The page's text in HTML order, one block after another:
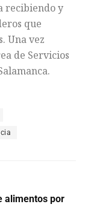
recibiendo y
que
Una vez
de Servicios
alimentos por